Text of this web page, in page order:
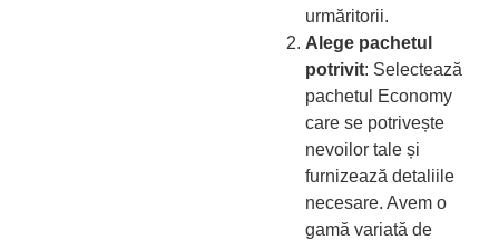
urmăritorii.
Alege pachetul
potrivit: Selectează
pachetul Economy
care se potrivește
nevoilor tale și
furnizează detaliile
necesare. Avem o
gamă variată de